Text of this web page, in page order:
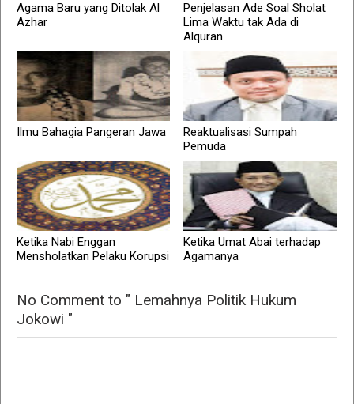
Agama Baru yang Ditolak Al
Azhar
Penjelasan Ade Soal Sholat
Lima Waktu tak Ada di
Alquran
Ilmu Bahagia Pangeran Jawa
Reaktualisasi Sumpah
Pemuda
Ketika Nabi Enggan
Mensholatkan Pelaku Korupsi
Ketika Umat Abai terhadap
Agamanya
No Comment to " Lemahnya Politik Hukum
Jokowi "